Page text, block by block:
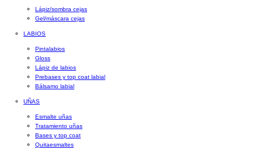
Lápiz/sombra cejas
Gel/máscara cejas
LABIOS
Pintalabios
Gloss
Lápiz de labios
Prebases y top coat labial
Bálsamo labial
UÑAS
Esmalte uñas
Tratamiento uñas
Bases y top coat
Quitaesmaltes